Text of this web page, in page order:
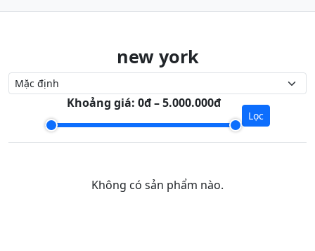
new york
Khoảng giá: 0đ – 5.000.000đ
Lọc
Không có sản phẩm nào.